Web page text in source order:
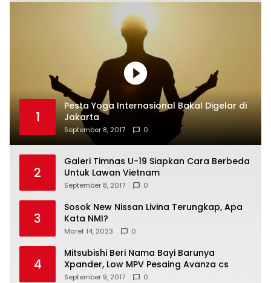
1
Pesta Yoga Internasional Bakal Digelar di
Jakarta
September 8, 2017 0
2
Galeri Timnas U-19 Siapkan Cara Berbeda
Untuk Lawan Vietnam
September 8, 2017 0
3
Sosok New Nissan Livina Terungkap, Apa
Kata NMI?
Maret 14, 2023 0
4
Mitsubishi Beri Nama Bayi Barunya
Xpander, Low MPV Pesaing Avanza cs
September 9, 2017 0